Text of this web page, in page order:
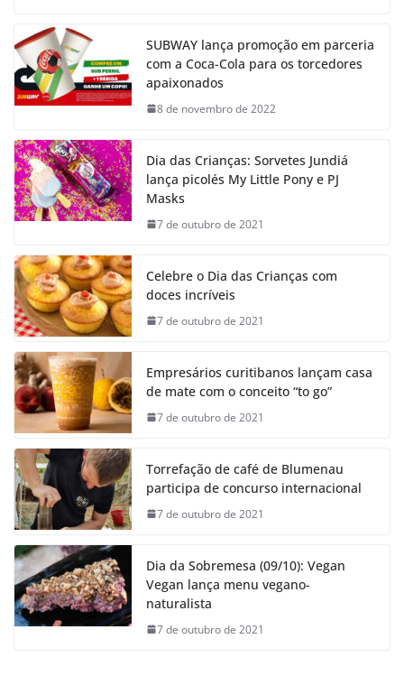
SUBWAY lança promoção em parceria
com a Coca-Cola para os torcedores
apaixonados
8 de novembro de 2022
Dia das Crianças: Sorvetes Jundiá
lança picolés My Little Pony e PJ
Masks
7 de outubro de 2021
Celebre o Dia das Crianças com
doces incríveis
7 de outubro de 2021
Empresários curitibanos lançam casa
de mate com o conceito “to go”
7 de outubro de 2021
Torrefação de café de Blumenau
participa de concurso internacional
7 de outubro de 2021
Dia da Sobremesa (09/10): Vegan
Vegan lança menu vegano-
naturalista
7 de outubro de 2021